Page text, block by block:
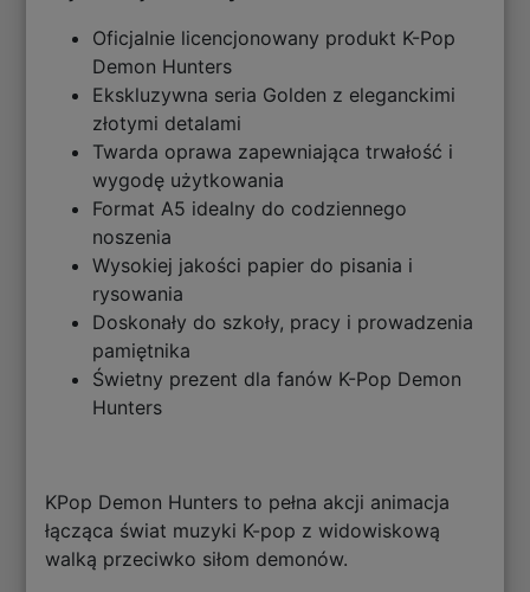
Oficjalnie licencjonowany produkt K-Pop
Demon Hunters
Ekskluzywna seria Golden z eleganckimi
złotymi detalami
Twarda oprawa zapewniająca trwałość i
wygodę użytkowania
Format A5 idealny do codziennego
noszenia
Wysokiej jakości papier do pisania i
rysowania
Doskonały do szkoły, pracy i prowadzenia
pamiętnika
Świetny prezent dla fanów K-Pop Demon
Hunters
KPop Demon Hunters to pełna akcji animacja
łącząca świat muzyki K-pop z widowiskową
walką przeciwko siłom demonów.